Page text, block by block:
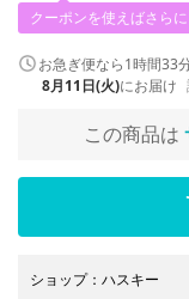
クーポンを使えばさらに
お急ぎ便なら1時間33
8月11日(火)にお届け
この商品は
ショップ： ハスキー